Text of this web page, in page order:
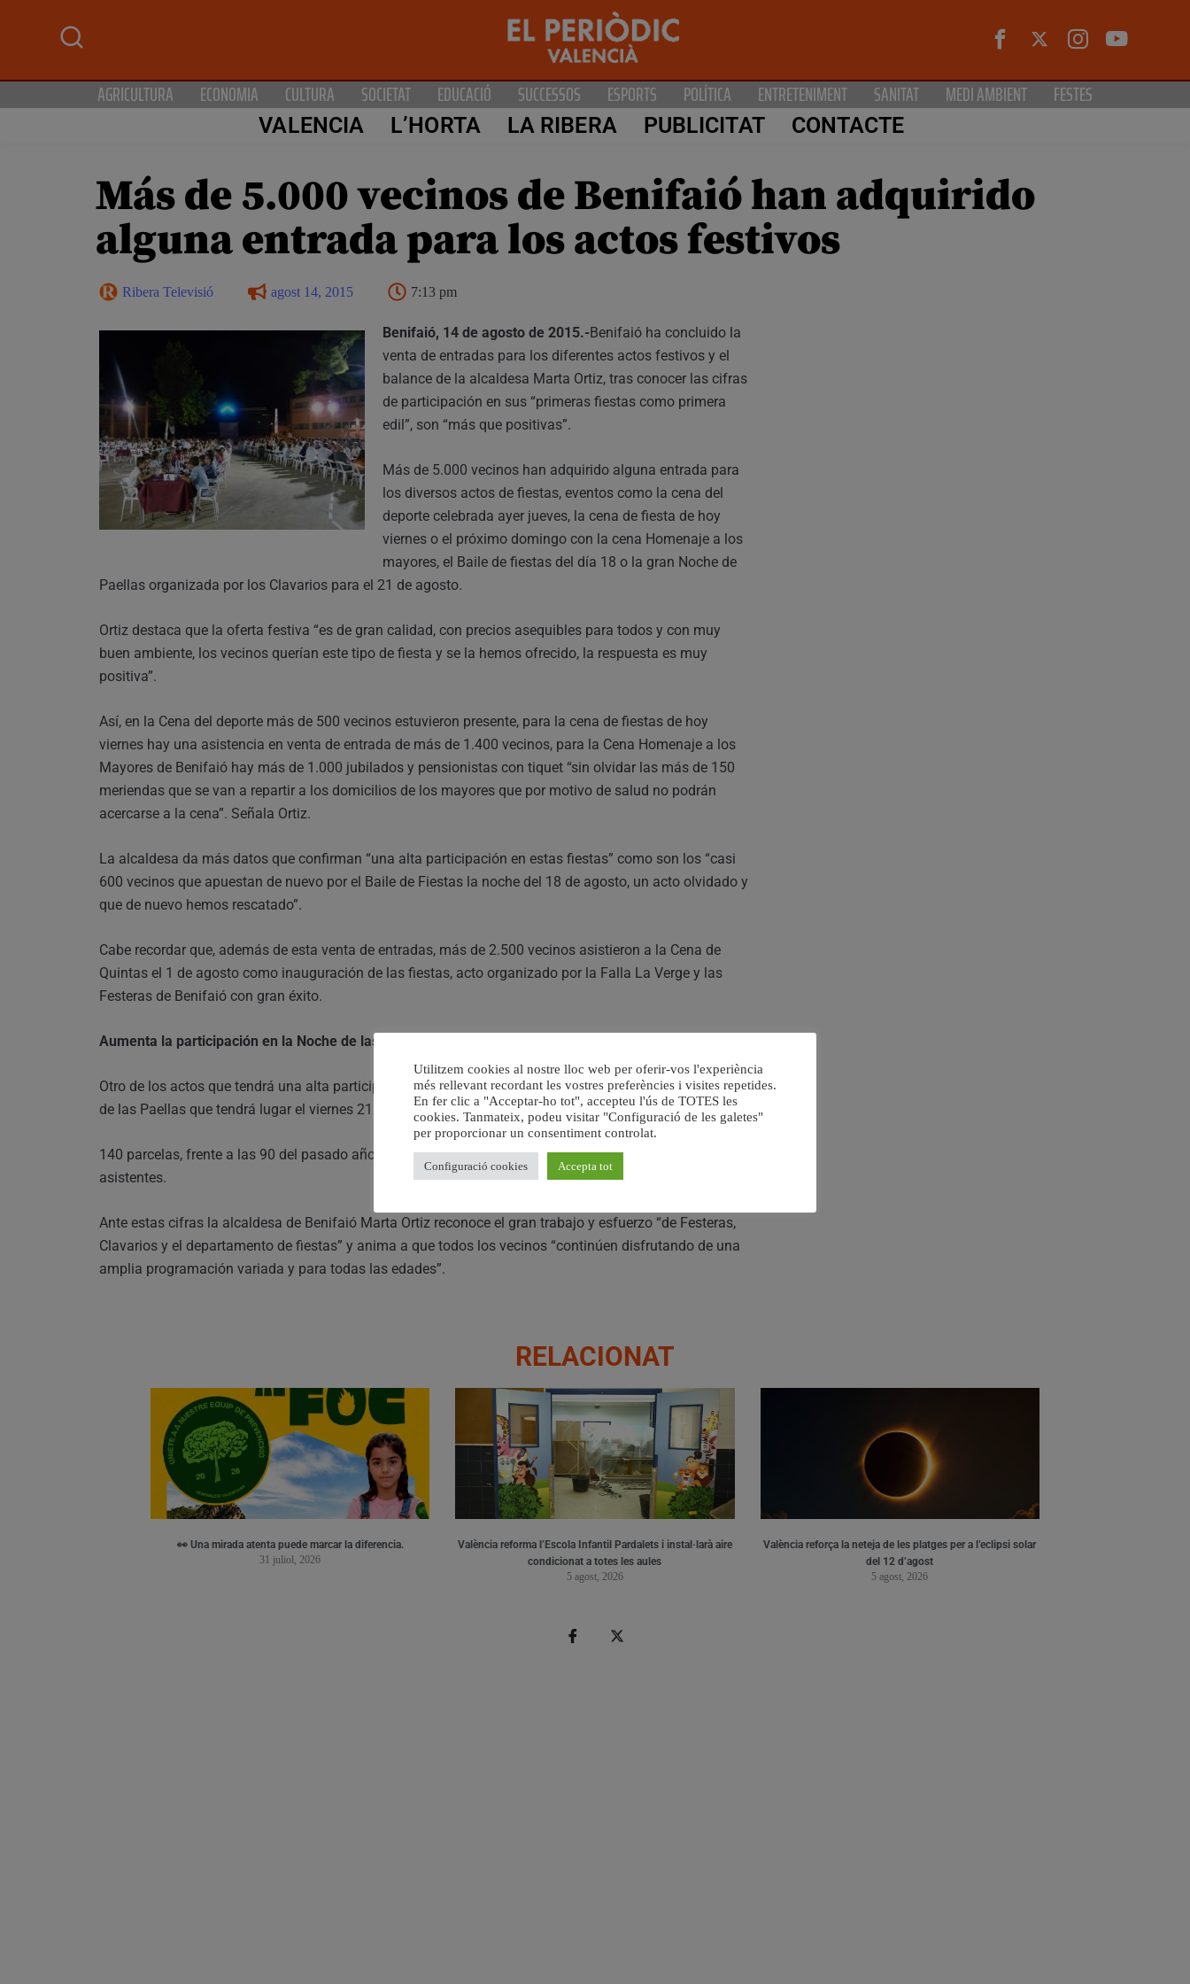
AGRICULTURA ECONOMIA CULTURA SOCIETAT EDUCACIÓ SUCCESSOS ESPORTS POLÍTICA ENTRETENIMENT SANITAT MEDI AMBIENT FESTES
VALENCIA L’HORTA LA RIBERA PUBLICITAT CONTACTE
Más de 5.000 vecinos de Benifaió han adquirido
alguna entrada para los actos festivos
Ribera Televisió agost 14, 2015 7:13 pm
Benifaió, 14 de agosto de 2015.-Benifaió ha concluido la
venta de entradas para los diferentes actos festivos y el
balance de la alcaldesa Marta Ortiz, tras conocer las cifras
de participación en sus “primeras fiestas como primera
edil”, son “más que positivas”.
Más de 5.000 vecinos han adquirido alguna entrada para
los diversos actos de fiestas, eventos como la cena del
deporte celebrada ayer jueves, la cena de fiesta de hoy
viernes o el próximo domingo con la cena Homenaje a los
mayores, el Baile de fiestas del día 18 o la gran Noche de
Paellas organizada por los Clavarios para el 21 de agosto.
Ortiz destaca que la oferta festiva “es de gran calidad, con precios asequibles para todos y con muy
buen ambiente, los vecinos querían este tipo de fiesta y se la hemos ofrecido, la respuesta es muy
positiva”.
Así, en la Cena del deporte más de 500 vecinos estuvieron presente, para la cena de fiestas de hoy
viernes hay una asistencia en venta de entrada de más de 1.400 vecinos, para la Cena Homenaje a los
Mayores de Benifaió hay más de 1.000 jubilados y pensionistas con tiquet “sin olvidar las más de 150
meriendas que se van a repartir a los domicilios de los mayores que por motivo de salud no podrán
acercarse a la cena”. Señala Ortiz.
La alcaldesa da más datos que confirman “una alta participación en estas fiestas” como son los “casi
600 vecinos que apuestan de nuevo por el Baile de Fiestas la noche del 18 de agosto, un acto olvidado y
que de nuevo hemos rescatado”.
Cabe recordar que, además de esta venta de entradas, más de 2.500 vecinos asistieron a la Cena de
Quintas el 1 de agosto como inauguración de las fiestas, acto organizado por la Falla La Verge y las
Festeras de Benifaió con gran éxito.
Aumenta la participación en la Noche de las Paellas
Otro de los actos que tendrá una alta participación, “superando las cifras del pasado año” será la Noche
de las Paellas que tendrá lugar el viernes 21 de agosto organizado por los Clavarios de la Divina Aurora.
140 parcelas, frente a las 90 del pasado año, muestran una alta participación con más de 1.700
asistentes.
Ante estas cifras la alcaldesa de Benifaió Marta Ortiz reconoce el gran trabajo y esfuerzo “de Festeras,
Clavarios y el departamento de fiestas” y anima a que todos los vecinos “continúen disfrutando de una
amplia programación variada y para todas las edades”.
RELACIONAT
👀 Una mirada atenta puede marcar la diferencia.
31 juliol, 2026
València reforma l’Escola Infantil Pardalets i instal·larà aire
condicionat a totes les aules
5 agost, 2026
València reforça la neteja de les platges per a l’eclipsi solar
del 12 d’agost
5 agost, 2026
Utilitzem cookies al nostre lloc web per oferir-vos l'experiència
més rellevant recordant les vostres preferències i visites repetides.
En fer clic a "Acceptar-ho tot", accepteu l'ús de TOTES les
cookies. Tanmateix, podeu visitar "Configuració de les galetes"
per proporcionar un consentiment controlat.
Configuració cookies Accepta tot